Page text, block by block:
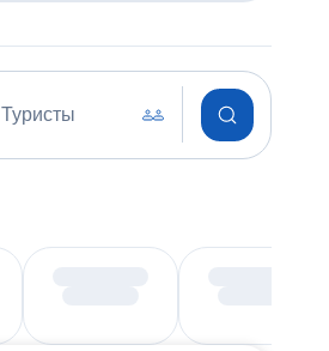
Туристы